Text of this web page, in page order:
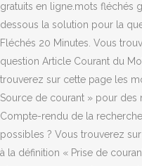
gratuits en ligne.mots fléchés
dessous la solution pour la
Fléchés 20 Minutes. Vous
question Article Courant du
trouverez sur cette page les
Source de courant » pour des
Compte-rendu de la
possibles ? Vous trouverez
à la définition « Prise de